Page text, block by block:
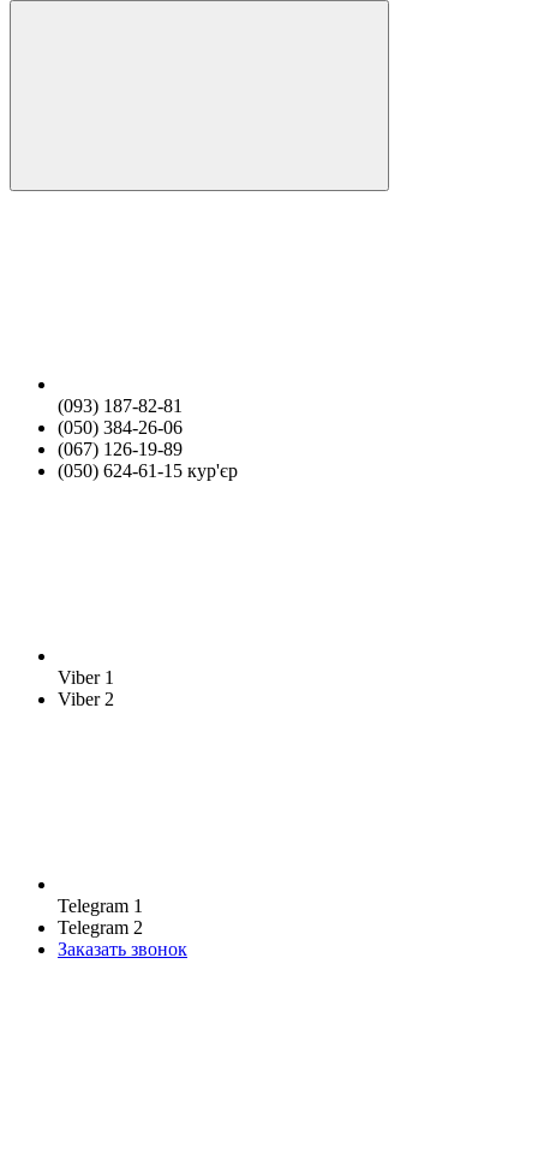
(093) 187-82-81
(050) 384-26-06
(067) 126-19-89
(050) 624-61-15 кур'єр
Viber 1
Viber 2
Telegram 1
Telegram 2
Заказать звонок